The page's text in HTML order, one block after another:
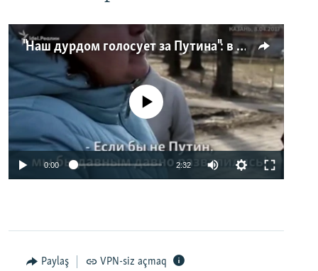
"Наш дурдом голосует за Путина": в Казани прошел арт-пикет "Открытой России"
No media source currently available
0:00 2:32
Paylaş VPN-siz açmaq